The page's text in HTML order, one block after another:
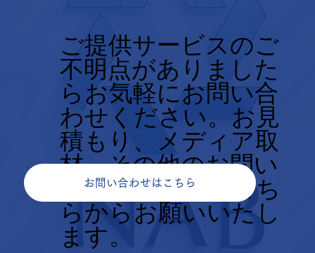
ご提供サービスのご
不明点がありました
らお気軽にお問い合
わせください。お見
積もり、メディア取
材、その他のお問い
合せについてもこち
らからお願いいたし
ます。
お問い合わせはこちら